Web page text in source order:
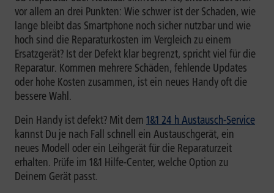
vor allem an drei Punkten: Wie schwer ist der Schaden, wie
lange bleibt das Smartphone noch sicher nutzbar und wie
hoch sind die Reparaturkosten im Vergleich zu einem
Ersatzgerät? Ist der Defekt klar begrenzt, spricht viel für die
Reparatur. Kommen mehrere Schäden, fehlende Updates
oder hohe Kosten zusammen, ist ein neues Handy oft die
bessere Wahl.
Dein Handy ist defekt? Mit dem 1&1 24 h Austausch-Service
kannst Du je nach Fall schnell ein Austauschgerät, ein
neues Modell oder ein Leihgerät für die Reparaturzeit
erhalten. Prüfe im 1&1 Hilfe-Center, welche Option zu
Deinem Gerät passt.